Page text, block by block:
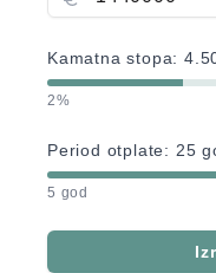
Kamatna stopa:
2%
Period otplate: 25
5 god